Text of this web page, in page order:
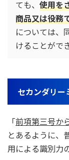
ても、 使用を
商品又は役務
については、
けることがで
セカンダリー
「前項第三号か
とあるように、
用による識別力